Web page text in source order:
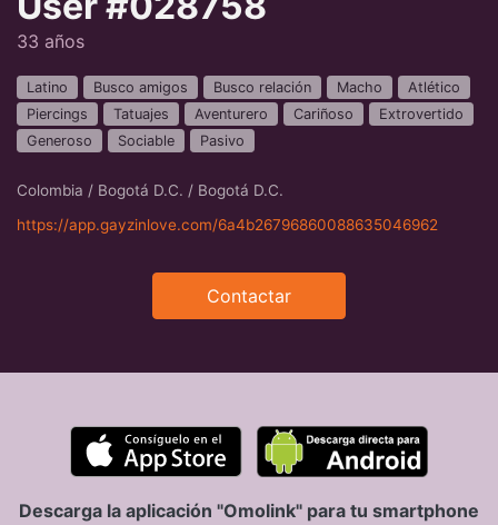
33 años
Latino Busco amigos Busco relación Macho
Atlético
Piercings
Tatuajes Aventurero Cariñoso
Extrovertido
Generoso
Sociable Pasivo
Colombia / Bogotá D.C. / Bogotá D.C.
https://app.gayzinlove.com/6a4b26796860088635046962
Contactar
Descarga la aplicación "Omolink" para tu smartphone